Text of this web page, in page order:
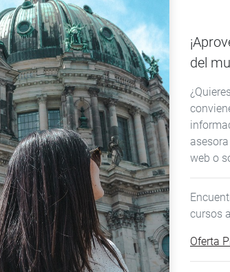
del
web o
cursos
Oferta